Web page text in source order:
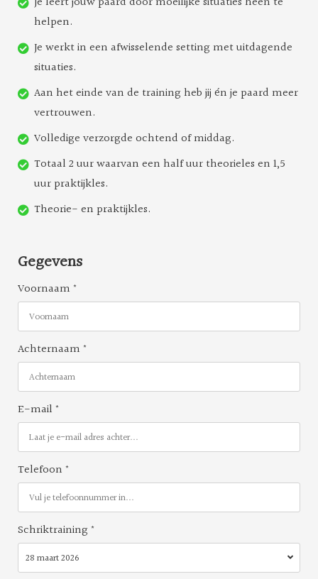
helpen.
Je werkt in een afwisselende setting met uitdagende
situaties.
Aan het einde van de training heb jij én je paard meer
vertrouwen.
Volledige verzorgde ochtend of middag.
Totaal 2 uur waarvan een half uur theorieles en 1,5
uur praktijkles.
Theorie- en praktijkles.
Gegevens
Voornaam *
Achternaam *
E-mail *
Telefoon *
Schriktraining *